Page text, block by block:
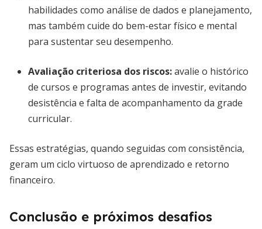
habilidades como análise de dados e planejamento,
mas também cuide do bem-estar físico e mental
para sustentar seu desempenho.
Avaliação criteriosa dos riscos:avalie o histórico
de cursos e programas antes de investir, evitando
desistência e falta de acompanhamento da grade
curricular.
Essas estratégias, quando seguidas com consistência,
geram um ciclo virtuoso de aprendizado e retorno
financeiro.
Conclusão e próximos desafios